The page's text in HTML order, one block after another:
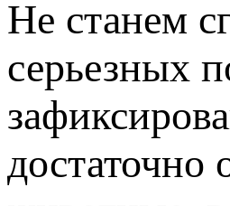
Не станем
серьезных
достаточно